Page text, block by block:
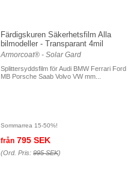
Färdigskuren Säkerhetsfilm Alla
bilmodeller - Transparant 4mil
Armorcoat® - Solar Gard
Splittersyddsfilm för Audi BMW Ferrari Ford
MB Porsche Saab Volvo VW mm...
Sommarrea 15-50%!
från 795 SEK
(Ord. Pris: 995 SEK)